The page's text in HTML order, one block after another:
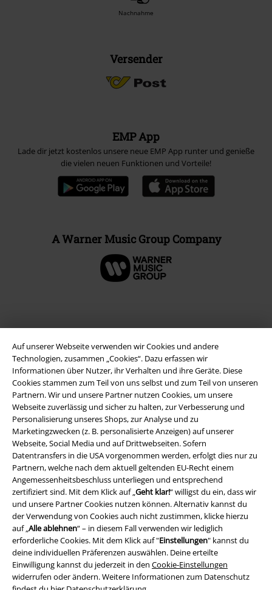
Auf unserer Webseite verwenden wir Cookies und andere
Technologien, zusammen „Cookies“. Dazu erfassen wir
Informationen über Nutzer, ihr Verhalten und ihre Geräte. Diese
Cookies stammen zum Teil von uns selbst und zum Teil von unseren
Partnern. Wir und unsere Partner nutzen Cookies, um unsere
Webseite zuverlässig und sicher zu halten, zur Verbesserung und
Personalisierung unseres Shops, zur Analyse und zu
Marketingzwecken (z. B. personalisierte Anzeigen) auf unserer
Webseite, Social Media und auf Drittwebseiten. Sofern
Datentransfers in die USA vorgenommen werden, erfolgt dies nur zu
Partnern, welche nach dem aktuell geltenden EU-Recht einem
Angemessenheitsbeschluss unterliegen und entsprechend
zertifiziert sind. Mit dem Klick auf „Geht klar!“ willigst du ein, dass wir
und unsere Partner Cookies nutzen können. Alternativ kannst du
der Verwendung von Cookies auch nicht zustimmen, klicke hierzu
auf „Alle ablehnen“ – in diesem Fall verwenden wir lediglich
erforderliche Cookies. Mit dem Klick auf "Einstellungen" kannst du
deine individuellen Präferenzen auswählen. Deine erteilte
Einwilligung kannst du jederzeit in den Cookie-Einstellungen
widerrufen oder ändern. Weitere Informationen zum Datenschutz
Nachnahme
Versender
EMP App
Lade dir jetzt kostenlos unsere neue EMP App runter und genieße
die vielen neuen Funktionen und Vorteile!
A Warner Music Group Company
Rechtliches
AGB
Impressum
Datenschutz
Entsorgung und Umweltschutz
Konformitätserklärung
Information zur Barrierefreiheit